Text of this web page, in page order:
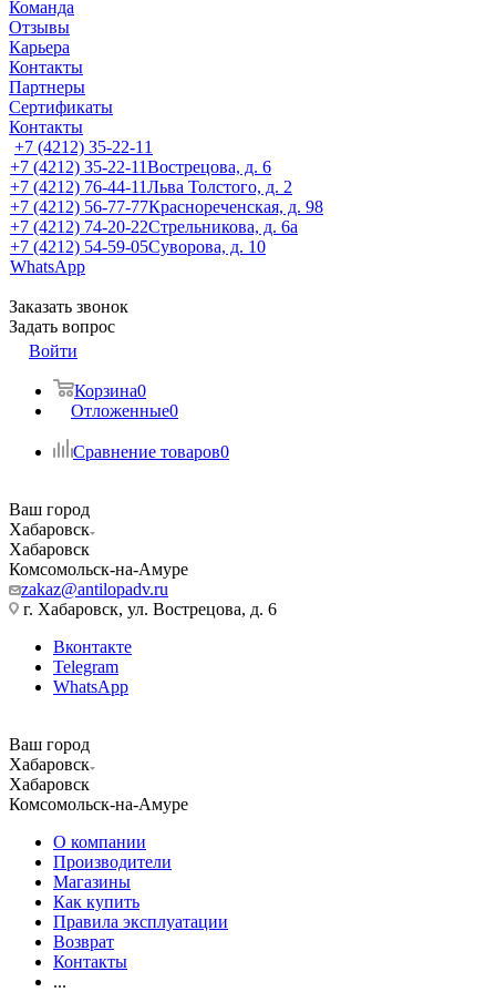
Команда
Отзывы
Карьера
Контакты
Партнеры
Сертификаты
Контакты
+7 (4212) 35-22-11
+7 (4212) 35-22-11Вострецова, д. 6
+7 (4212) 76-44-11Льва Толстого, д. 2
+7 (4212) 56-77-77Краснореченская, д. 98
+7 (4212) 74-20-22Стрельникова, д. 6а
+7 (4212) 54-59-05Суворова, д. 10
WhatsApp
Заказать звонок
Задать вопрос
Войти
Корзина0
Отложенные0
Сравнение товаров0
Ваш город
Хабаровск
Хабаровск
Комсомольск-на-Амуре
zakaz@antilopadv.ru
г. Хабаровск, ул. Вострецова, д. 6
Вконтакте
Telegram
WhatsApp
Ваш город
Хабаровск
Хабаровск
Комсомольск-на-Амуре
О компании
Производители
Магазины
Как купить
Правила эксплуатации
Возврат
Контакты
...